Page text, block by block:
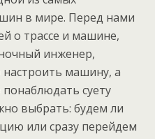
в мире. Перед нами
о трассе и машине,
инженер,
машину, а
суету
выбрать: будем ли
или сразу перейдем